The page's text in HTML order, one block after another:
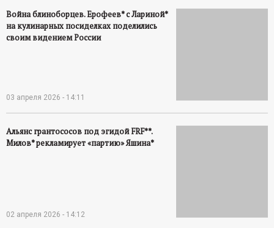
Война блиноборцев. Ерофеев* с Лариной*
на кулинарных посиделках поделились
своим видением России
03 апреля 2026 - 14:11
Альянс грантососов под эгидой FRF**.
Милов* рекламирует «партию» Яшина*
02 апреля 2026 - 14:12